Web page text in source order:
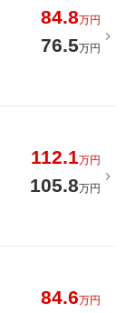
84.8万円
76.5万円
112.1万円
105.8万円
84.6万円